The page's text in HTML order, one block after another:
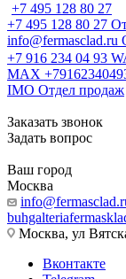
+7 495 128 80 27
+7 495 128 80 27
info@fermasclad.ru
+7 916 234 04 93
MAX
IMO Отдел продаж
Заказать звонок
Задать вопрос
Ваш город
Москва
Москва, ул
Вконтакте